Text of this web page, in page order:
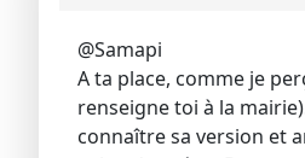
@Samapi
A ta place, comme je
renseigne toi à la
connaître sa version et